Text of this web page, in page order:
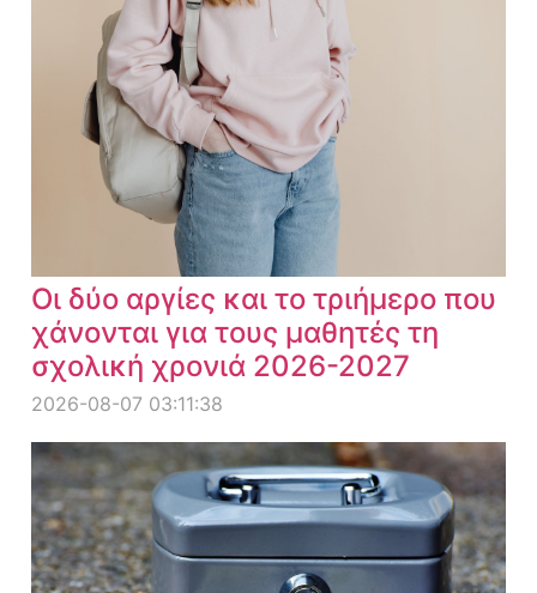
Οι δύο αργίες και το τριήμερο που
χάνονται για τους μαθητές τη
σχολική χρονιά 2026-2027
2026-08-07 03:11:38